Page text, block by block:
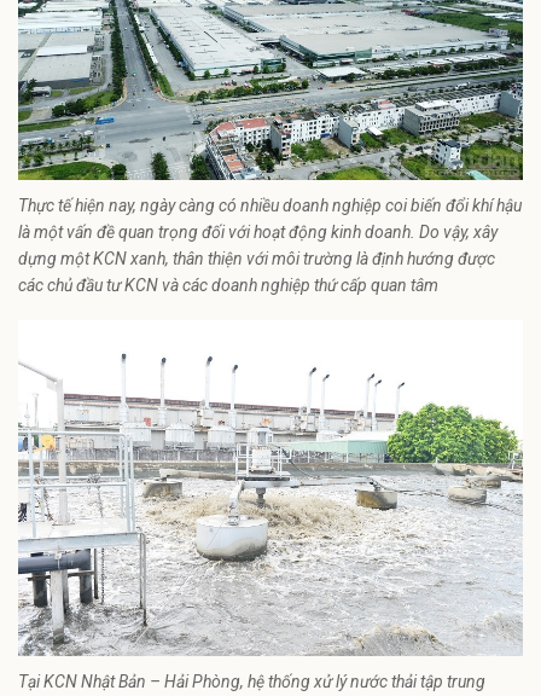
Thực tế hiện nay, ngày càng có nhiều doanh nghiệp coi biến đổi khí hậu
là một vấn đề quan trọng đối với hoạt động kinh doanh. Do vậy, xây
dựng một KCN xanh, thân thiện với môi trường là định hướng được
các chủ đầu tư KCN và các doanh nghiệp thứ cấp quan tâm
Tại KCN Nhật Bản – Hải Phòng, hệ thống xử lý nước thải tập trung